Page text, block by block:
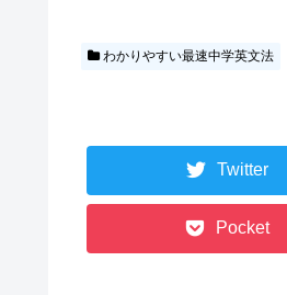
わかりやすい最速中学英文法
Twitter
Pocket